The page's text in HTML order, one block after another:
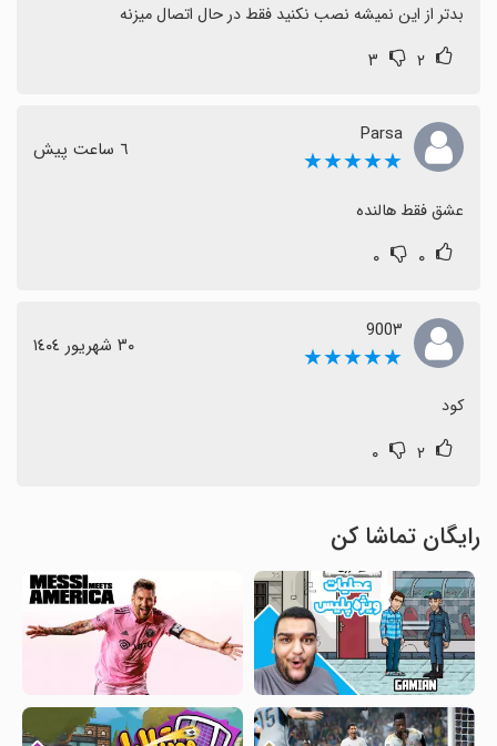
بدتر از این نمیشه نصب نکنید فقط در حال اتصال میزنه
۲ ۳
Parsa
★★★★★ ٦ ساعت پیش
عشق فقط هالنده
۰ ۰
900۳
★★★★★ ٣٠ شهریور ١٤٠٤
کود
۲ ۰
رایگان تماشا کن